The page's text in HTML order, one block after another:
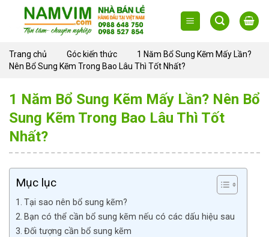
content
Trang chủ Góc kiến thức
1 Năm Bổ Sung Kẽm Mấy Lần?
Nên Bổ Sung Kẽm Trong Bao Lâu Thì Tốt Nhất?
1 Năm Bổ Sung Kẽm Mấy Lần? Nên Bổ
Sung Kẽm Trong Bao Lâu Thì Tốt
Nhất?
Mục lục
Tại sao nên bổ sung kẽm?
Bạn có thể cần bổ sung kẽm nếu có các dấu hiệu sau
Đối tượng cần bổ sung kẽm